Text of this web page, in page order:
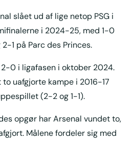
slået ud af lige netop PSG i
i 2024-25, med 1-0
1 på Parc des Princes.
0 i ligafasen i oktober 2024.
uafgjorte kampe i 2016-17
(2-2 og 1-1).
opgør har Arsenal vundet to,
Målene fordeler sig med